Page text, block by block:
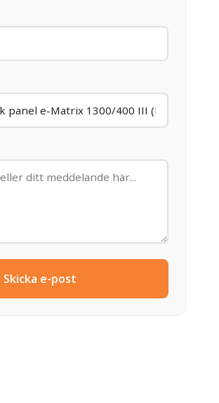
Skicka e-post